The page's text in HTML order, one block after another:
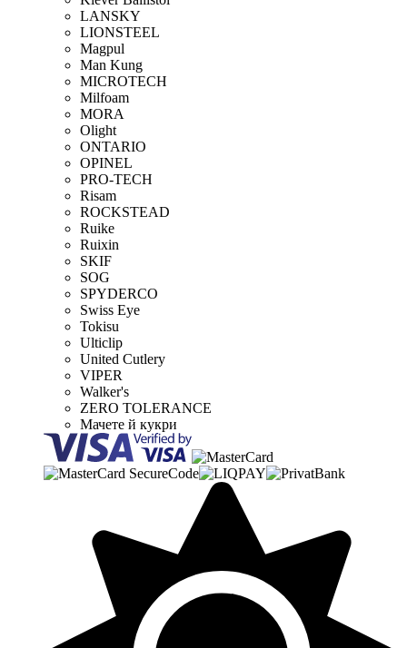
LANSKY
LIONSTEEL
Magpul
Man Kung
MICROTECH
Milfoam
MORA
Olight
ONTARIO
OPINEL
PRO-TECH
Risam
ROCKSTEAD
Ruike
Ruixin
SKIF
SOG
SPYDERCO
Swiss Eye
Tokisu
Ulticlip
United Cutlery
VIPER
Walker's
ZERO TOLERANCE
Мачете й кукри